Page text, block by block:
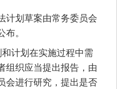
划草案由常务委员会
。
划在实施过程中需
组织应当提出报告，由
会进行研究，提出是否